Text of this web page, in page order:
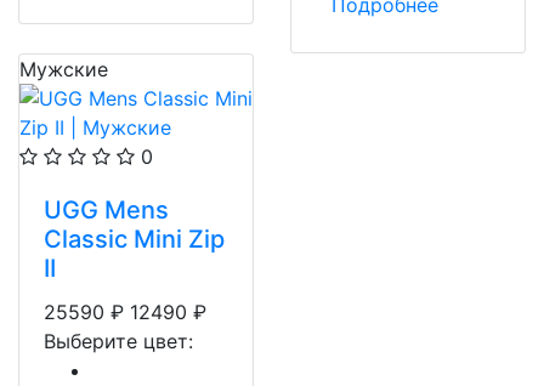
Подробнее
Мужские
0
UGG Mens
Classic Mini Zip
II
25590 ₽ 12490 ₽
Выберите цвет: